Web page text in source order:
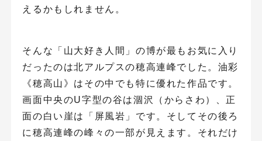
えるかもしれません。
そんな「山大好き人間」の博が最もお気に入り
だったのは北アルプスの穂高連峰でした。油彩
《穂高山》はその中でも特に優れた作品です。
画面中央のU字型の谷は涸沢（からさわ）、正
面の白い崖は「屏風岩」です。そしてその後ろ
に穂高連峰の峰々の一部が見えます。それだけ